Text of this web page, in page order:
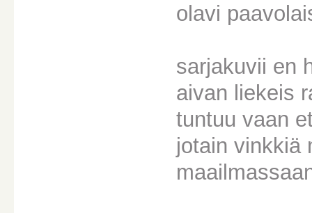
olavi
sarjakuvii en
aivan liekeis
tuntuu vaan
jotain vinkkiä